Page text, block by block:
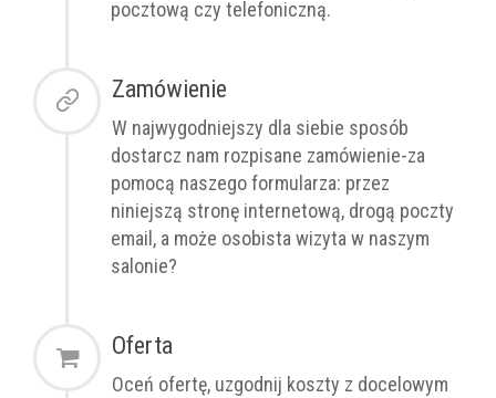
pocztową czy telefoniczną.
Zamówienie
W najwygodniejszy dla siebie sposób
dostarcz nam rozpisane zamówienie-za
pomocą naszego formularza: przez
niniejszą stronę internetową, drogą poczty
email, a może osobista wizyta w naszym
salonie?
Oferta
Oceń ofertę, uzgodnij koszty z docelowym